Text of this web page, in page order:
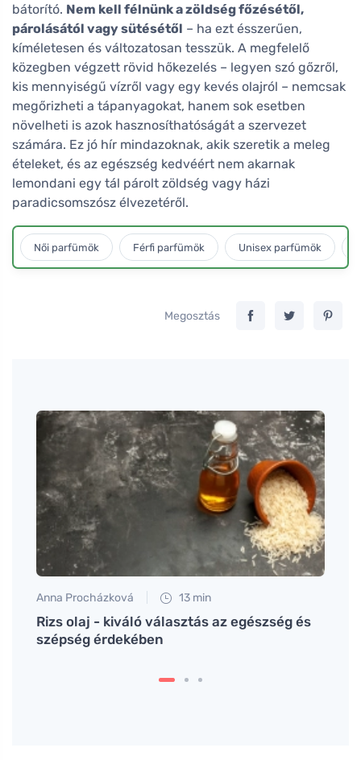
bátorító. Nem kell félnünk a zöldség főzésétől,
párolásától vagy sütésétől – ha ezt ésszerűen,
kíméletesen és változatosan tesszük. A megfelelő
közegben végzett rövid hőkezelés – legyen szó gőzről,
kis mennyiségű vízről vagy egy kevés olajról – nemcsak
megőrizheti a tápanyagokat, hanem sok esetben
növelheti is azok hasznosíthatóságát a szervezet
számára. Ez jó hír mindazoknak, akik szeretik a meleg
ételeket, és az egészség kedvéért nem akarnak
lemondani egy tál párolt zöldség vagy házi
paradicsomszósz élvezetéről.
Női parfümök Férfi parfümök Unisex parfümök
Megosztás
Anna Procházková 13 min
Rizs olaj - kiváló választás az egészség és
szépség érdekében